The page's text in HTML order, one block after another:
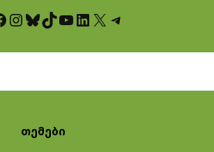
InstagramBluesky TikTok YouTube LinkedIn X Telegram
თემები